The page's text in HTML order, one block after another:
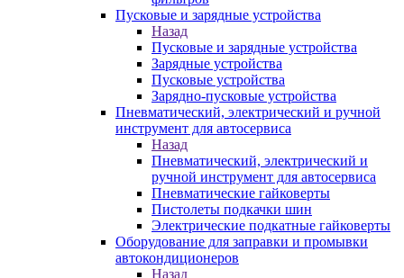
Пусковые и зарядные устройства
Назад
Пусковые и зарядные устройства
Зарядные устройства
Пусковые устройства
Зарядно-пусковые устройства
Пневматический, электрический и ручной
инструмент для автосервиса
Назад
Пневматический, электрический и
ручной инструмент для автосервиса
Пневматические гайковерты
Пистолеты подкачки шин
Электрические подкатные гайковерты
Оборудование для заправки и промывки
автокондиционеров
Назад